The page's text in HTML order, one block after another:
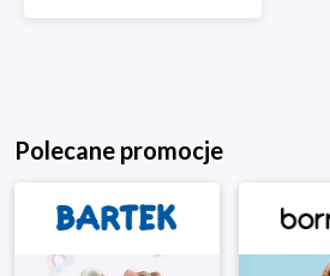
Polecane promocje